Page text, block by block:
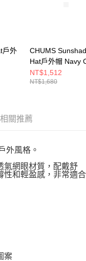
若發現惡意使用之情形，
度並採取法律行動。
戶外
CHUMS
Hat戶外帽 Navy
CH051471C075
NT$1,512
NT$1,680
相關推薦
外風格。
氣網眼材質，配戴舒
性和輕盈感，非常適合
案